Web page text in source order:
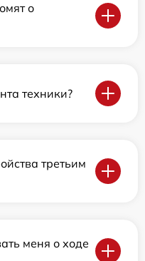
о
техники?
третьим
меня о ходе